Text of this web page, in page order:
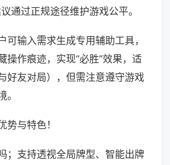
通过正规途径维护游戏公平。
可输入需求生成专用辅助工具，
操作痕迹，实现“必胜”效果，适
好友对局），但需注意遵守游戏
势与特色！
；支持透视全局牌型、智能出牌